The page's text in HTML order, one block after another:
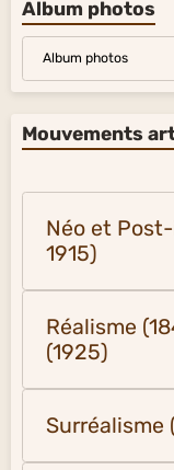
Album photos
Album photos
Mouvements
Néo et
1915)
Réalisme
(1925)
Surréalisme